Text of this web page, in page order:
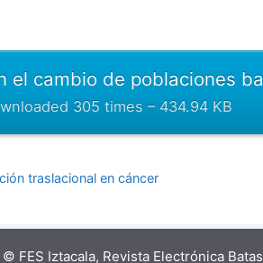
el cambio de poblaciones
305 times – 434.94 KB
traslacional en cáncer
© FES Iztacala, Revista Electrónica